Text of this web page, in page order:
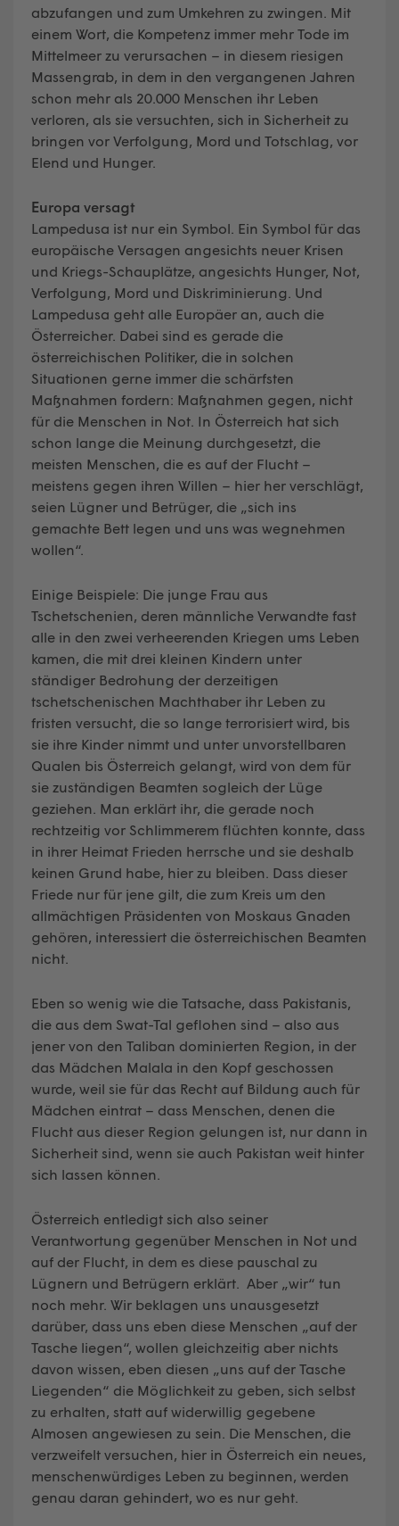
abzufangen und zum Umkehren zu zwingen. Mit
einem Wort, die Kompetenz immer mehr Tode im
Mittelmeer zu verursachen – in diesem riesigen
Massengrab, in dem in den vergangenen Jahren
schon mehr als 20.000 Menschen ihr Leben
verloren, als sie versuchten, sich in Sicherheit zu
bringen vor Verfolgung, Mord und Totschlag, vor
Elend und Hunger.
Europa versagt
Lampedusa ist nur ein Symbol. Ein Symbol für das
europäische Versagen angesichts neuer Krisen
und Kriegs-Schauplätze, angesichts Hunger, Not,
Verfolgung, Mord und Diskriminierung. Und
Lampedusa geht alle Europäer an, auch die
Österreicher. Dabei sind es gerade die
österreichischen Politiker, die in solchen
Situationen gerne immer die schärfsten
Maßnahmen fordern: Maßnahmen gegen, nicht
für die Menschen in Not. In Österreich hat sich
schon lange die Meinung durchgesetzt, die
meisten Menschen, die es auf der Flucht –
meistens gegen ihren Willen – hier her verschlägt,
seien Lügner und Betrüger, die „sich ins
gemachte Bett legen und uns was wegnehmen
wollen“.
Einige Beispiele: Die junge Frau aus
Tschetschenien, deren männliche Verwandte fast
alle in den zwei verheerenden Kriegen ums Leben
kamen, die mit drei kleinen Kindern unter
ständiger Bedrohung der derzeitigen
tschetschenischen Machthaber ihr Leben zu
fristen versucht, die so lange terrorisiert wird, bis
sie ihre Kinder nimmt und unter unvorstellbaren
Qualen bis Österreich gelangt, wird von dem für
sie zuständigen Beamten sogleich der Lüge
geziehen. Man erklärt ihr, die gerade noch
rechtzeitig vor Schlimmerem flüchten konnte, dass
in ihrer Heimat Frieden herrsche und sie deshalb
keinen Grund habe, hier zu bleiben. Dass dieser
Friede nur für jene gilt, die zum Kreis um den
allmächtigen Präsidenten von Moskaus Gnaden
gehören, interessiert die österreichischen Beamten
nicht.
Eben so wenig wie die Tatsache, dass Pakistanis,
die aus dem Swat-Tal geflohen sind – also aus
jener von den Taliban dominierten Region, in der
das Mädchen Malala in den Kopf geschossen
wurde, weil sie für das Recht auf Bildung auch für
Mädchen eintrat – dass Menschen, denen die
Flucht aus dieser Region gelungen ist, nur dann in
Sicherheit sind, wenn sie auch Pakistan weit hinter
sich lassen können.
Österreich entledigt sich also seiner
Verantwortung gegenüber Menschen in Not und
auf der Flucht, in dem es diese pauschal zu
Lügnern und Betrügern erklärt. Aber „wir“ tun
noch mehr. Wir beklagen uns unausgesetzt
darüber, dass uns eben diese Menschen „auf der
Tasche liegen“, wollen gleichzeitig aber nichts
davon wissen, eben diesen „uns auf der Tasche
Liegenden“ die Möglichkeit zu geben, sich selbst
zu erhalten, statt auf widerwillig gegebene
Almosen angewiesen zu sein. Die Menschen, die
verzweifelt versuchen, hier in Österreich ein neues,
menschenwürdiges Leben zu beginnen, werden
genau daran gehindert, wo es nur geht.